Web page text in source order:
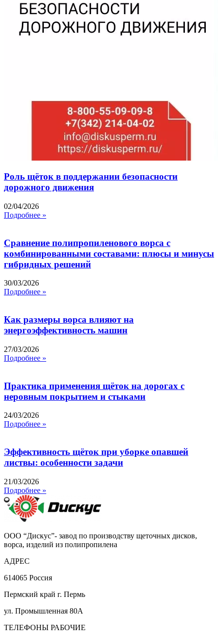
Роль щёток в поддержании безопасности
дорожного движения
02/04/2026
Подробнее »
Сравнение полипропиленового ворса с
комбинированными составами: плюсы и минусы
гибридных решений
30/03/2026
Подробнее »
Как размеры ворса влияют на
энергоэффективность машин
27/03/2026
Подробнее »
Практика применения щёток на дорогах с
неровным покрытием и стыками
24/03/2026
Подробнее »
Эффективность щёток при уборке опавшей
листвы: особенности задачи
21/03/2026
Подробнее »
ООО “Дискус”- завод по производству щеточных дисков,
ворса, изделий из полипропилена
АДРЕС
614065 Россия
Пермский край г. Пермь
ул. Промышленная 80А
ТЕЛЕФОНЫ РАБОЧИЕ